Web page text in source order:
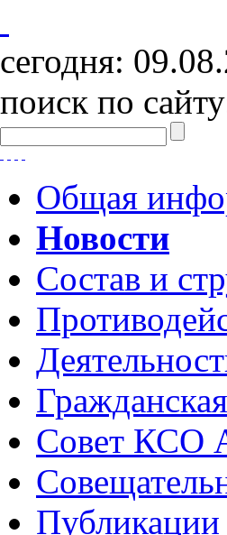
сегодня:
поиск по
Общая
Новости
Состав и
Совет КСО